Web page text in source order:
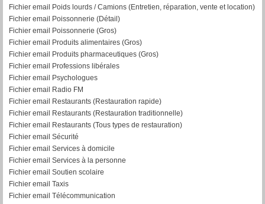
Fichier email Poids lourds / Camions (Entretien, réparation, vente et location)
Fichier email Poissonnerie (Détail)
Fichier email Poissonnerie (Gros)
Fichier email Produits alimentaires (Gros)
Fichier email Produits pharmaceutiques (Gros)
Fichier email Professions libérales
Fichier email Psychologues
Fichier email Radio FM
Fichier email Restaurants (Restauration rapide)
Fichier email Restaurants (Restauration traditionnelle)
Fichier email Restaurants (Tous types de restauration)
Fichier email Sécurité
Fichier email Services à domicile
Fichier email Services à la personne
Fichier email Soutien scolaire
Fichier email Taxis
Fichier email Télécommunication